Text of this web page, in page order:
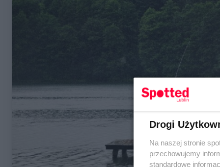
Drogi
Na naszej stronie
przechowujemy
standardowe